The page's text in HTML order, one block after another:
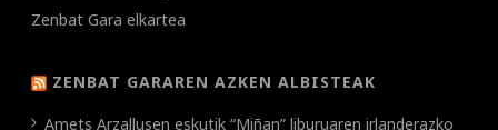
Zenbat Gara elkartea
ZENBAT GARAREN AZKEN ALBISTEAK
Amets Arzallusen eskutik “Miñan” liburuaren irlanderazko